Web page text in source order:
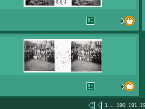
1 ... 190 191